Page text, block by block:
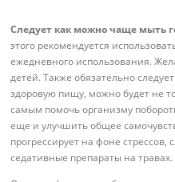
Следует как можно чаще мыть
этого рекомендуется
ежедневного использования.
детей. Также обязательно
здоровую пищу, можно будет не
самым помочь организму
еще и улучшить общее
прогрессирует на фоне стрессов,
седативные препараты на травах.